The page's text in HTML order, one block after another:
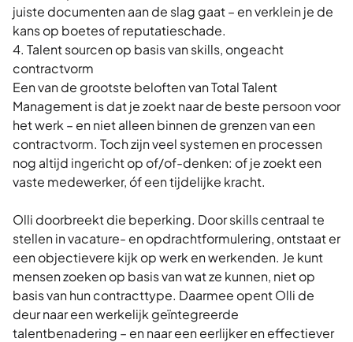
juiste documenten aan de slag gaat – en verklein je de
kans op boetes of reputatieschade.
4. Talent sourcen op basis van skills, ongeacht
contractvorm
Een van de grootste beloften van Total Talent
Management is dat je zoekt naar de beste persoon voor
het werk – en niet alleen binnen de grenzen van een
contractvorm. Toch zijn veel systemen en processen
nog altijd ingericht op of/of-denken: of je zoekt een
vaste medewerker, óf een tijdelijke kracht.
Olli doorbreekt die beperking. Door skills centraal te
stellen in vacature- en opdrachtformulering, ontstaat er
een objectievere kijk op werk en werkenden. Je kunt
mensen zoeken op basis van wat ze kunnen, niet op
basis van hun contracttype. Daarmee opent Olli de
deur naar een werkelijk geïntegreerde
talentbenadering – en naar een eerlijker en effectiever